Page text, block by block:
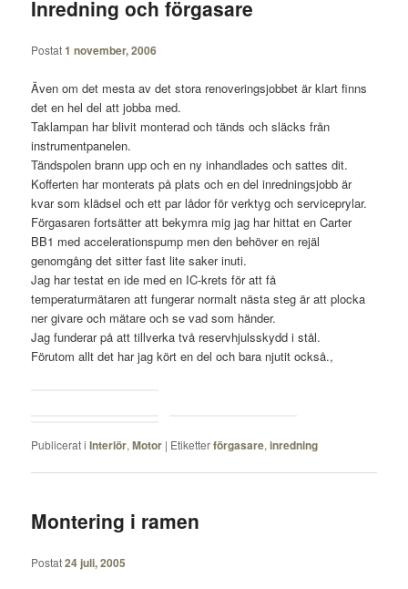
innehåll
Inredning och förgasare
Postat1 november, 2006
Även om det mesta av det stora renoveringsjobbet är klart finns
det en hel del att jobba med.
Taklampan har blivit monterad och tänds och släcks från
instrumentpanelen.
Tändspolen brann upp och en ny inhandlades och sattes dit.
Kofferten har monterats på plats och en del inredningsjobb är
kvar som klädsel och ett par lådor för verktyg och serviceprylar.
Förgasaren fortsätter att bekymra mig jag har hittat en Carter
BB1 med accelerationspump men den behöver en rejäl
genomgång det sitter fast lite saker inuti.
Jag har testat en ide med en IC-krets för att få
temperaturmätaren att fungerar normalt nästa steg är att plocka
ner givare och mätare och se vad som händer.
Jag funderar på att tillverka två reservhjulsskydd i stål.
Förutom allt det har jag kört en del och bara njutit också.,
Publicerat i Interiör,Motor | Etiketterförgasare,inredning
Montering i ramen
Postat24 juli, 2005